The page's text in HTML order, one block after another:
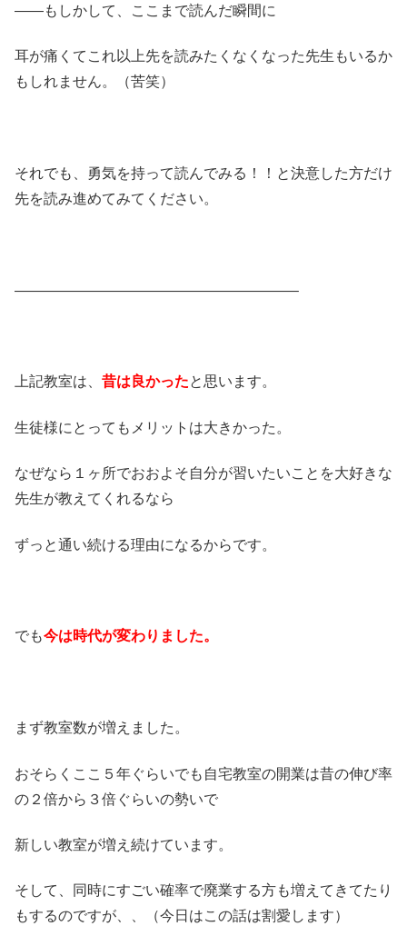
——もしかして、ここまで読んだ瞬間に
耳が痛くてこれ以上先を読みたくなくなった先生もいるか
もしれません。（苦笑）
それでも、勇気を持って読んでみる！！と決意した方だけ
先を読み進めてみてください。
———————————————————–
上記教室は、 昔は良かったと思います。
生徒様にとってもメリットは大きかった。
なぜなら１ヶ所でおおよそ自分が習いたいことを大好きな
先生が教えてくれるなら
ずっと通い続ける理由になるからです。
でも今は時代が変わりました。
まず教室数が増えました。
おそらくここ５年ぐらいでも自宅教室の開業は昔の伸び率
の２倍から３倍ぐらいの勢いで
新しい教室が増え続けています。
そして、同時にすごい確率で廃業する方も増えてきてたり
もするのですが、、（今日はこの話は割愛します）